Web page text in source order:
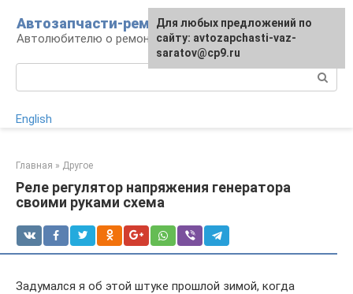
контенту
Автозапчасти-ремонт
Автолюбителю о ремонте машины
English
Главная » Другое
Реле регулятор напряжения генератора
своими руками схема
Задумался я об этой штуке прошлой зимой, когда
Для любых предложений по
сайту: avtozapchasti-vaz-
saratov@cp9.ru